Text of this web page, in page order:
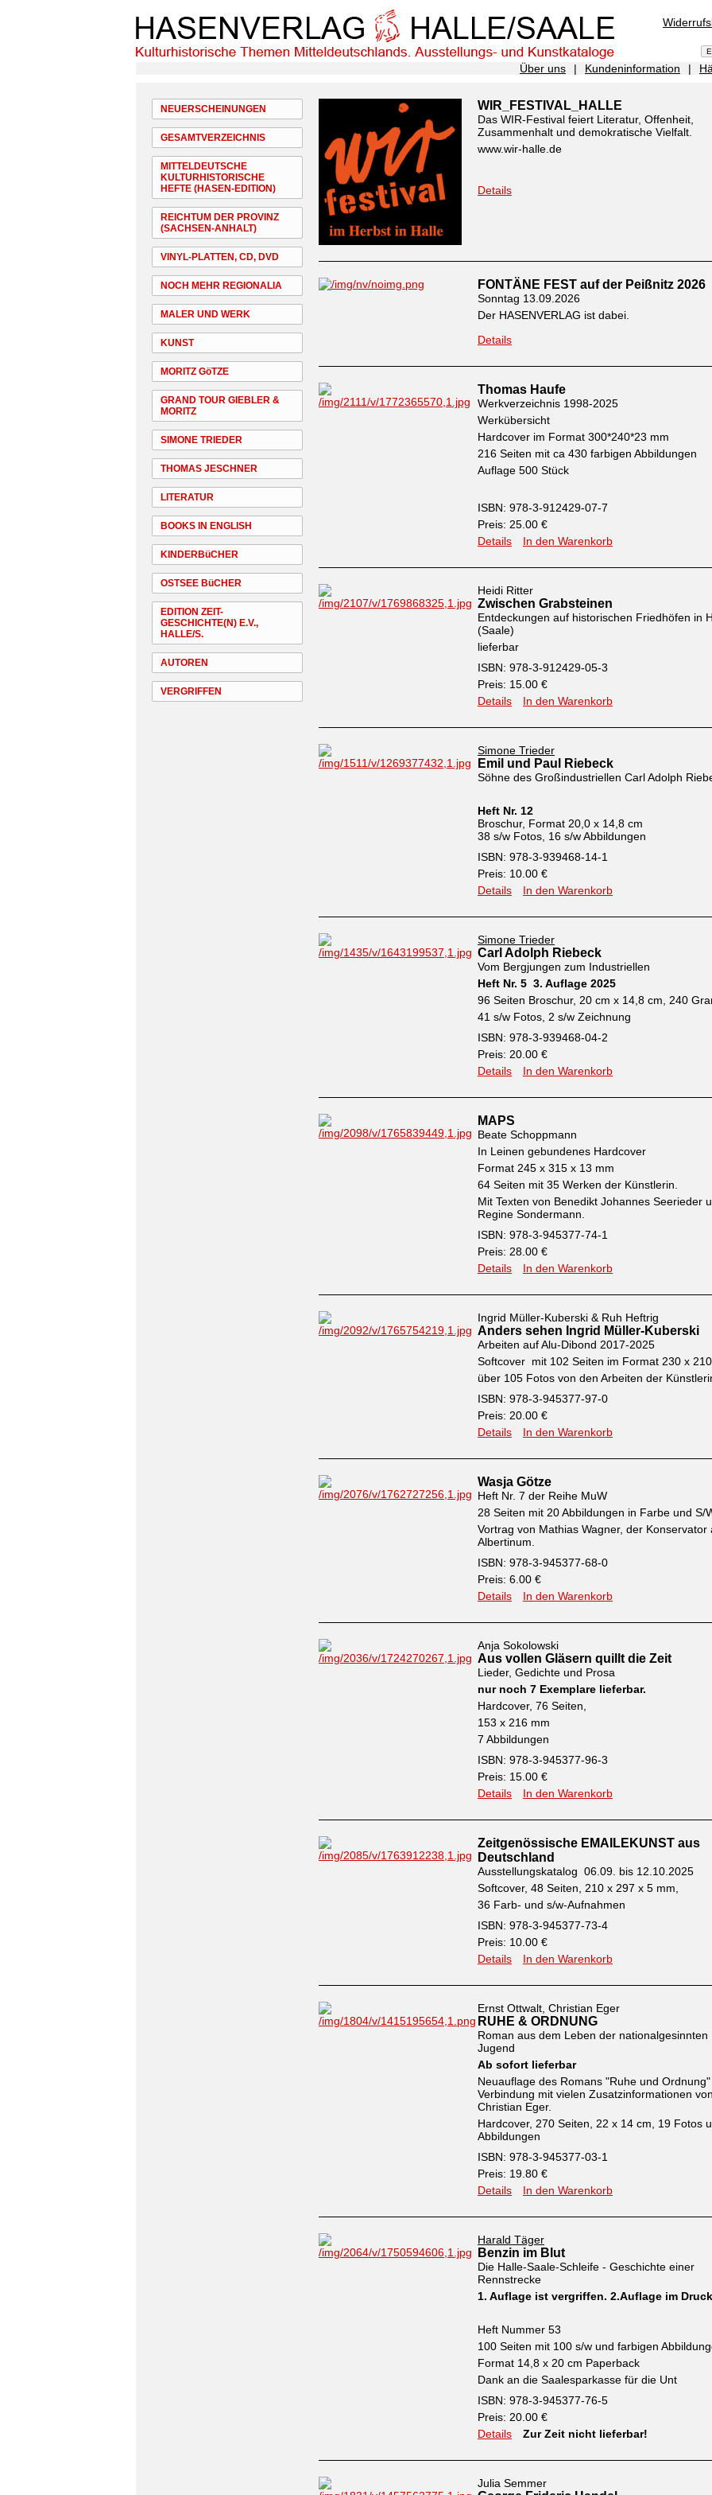
Über uns | Kundeninformation |
NEUERSCHEINUNGEN
GESAMTVERZEICHNIS
MITTELDEUTSCHE
KULTURHISTORISCHE
HEFTE (HASEN-EDITION)
REICHTUM DER PROVINZ
(SACHSEN-ANHALT)
VINYL-PLATTEN, CD, DVD
NOCH MEHR REGIONALIA
MALER UND WERK
KUNST
MORITZ GöTZE
GRAND TOUR GIEBLER &
MORITZ
SIMONE TRIEDER
THOMAS JESCHNER
LITERATUR
BOOKS IN ENGLISH
KINDERBüCHER
OSTSEE BüCHER
EDITION ZEIT-
GESCHICHTE(N) E.V.,
HALLE/S.
AUTOREN
VERGRIFFEN
WIR_FESTIVAL_HALLE
Das WIR-Festival feiert Literatur, Offenheit,
Zusammenhalt und demokratische Vielfalt.
www.wir-halle.de
Details
FONTÄNE FEST auf der Peißnitz 2026
Sonntag 13.09.2026
Der HASENVERLAG ist dabei.
Details
Thomas Haufe
Werkverzeichnis 1998-2025
Werkübersicht
Hardcover im Format 300*240*23 mm
216 Seiten mit ca 430 farbigen Abbildungen
Auflage 500 Stück
ISBN: 978-3-912429-07-7
Preis: 25.00 €
Details
In den Warenkorb
Heidi Ritter
Zwischen Grabsteinen
Entdeckungen auf historischen Friedhöfen in
(Saale)
lieferbar
ISBN: 978-3-912429-05-3
Preis: 15.00 €
Details
In den Warenkorb
Simone Trieder
Emil und Paul Riebeck
Söhne des Großindustriellen Carl Adolph
Heft Nr. 12
Broschur, Format 20,0 x 14,8 cm
38 s/w Fotos, 16 s/w Abbildungen
ISBN: 978-3-939468-14-1
Preis: 10.00 €
Details
In den Warenkorb
Simone Trieder
Carl Adolph Riebeck
Vom Bergjungen zum Industriellen
Heft Nr. 5 3. Auflage 2025
96 Seiten Broschur, 20 cm x 14,8 cm, 240
41 s/w Fotos, 2 s/w Zeichnung
ISBN: 978-3-939468-04-2
Preis: 20.00 €
Details
In den Warenkorb
MAPS
Beate Schoppmann
In Leinen gebundenes Hardcover
Format 245 x 315 x 13 mm
64 Seiten mit 35 Werken der Künstlerin.
Mit Texten von Benedikt Johannes Seerieder
Regine Sondermann.
ISBN: 978-3-945377-74-1
Preis: 28.00 €
Details
In den Warenkorb
Ingrid Müller-Kuberski & Ruh Heftrig
Anders sehen Ingrid Müller-Kuberski
Arbeiten auf Alu-Dibond 2017-2025
Softcover mit 102 Seiten im Format 230 x
über 105 Fotos von den Arbeiten der
ISBN: 978-3-945377-97-0
Preis: 20.00 €
Details
In den Warenkorb
Wasja Götze
Heft Nr. 7 der Reihe MuW
28 Seiten mit 20 Abbildungen in Farbe und S/
Vortrag von Mathias Wagner, der Konservator
Albertinum.
ISBN: 978-3-945377-68-0
Preis: 6.00 €
Details
In den Warenkorb
Anja Sokolowski
Aus vollen Gläsern quillt die Zeit
Lieder, Gedichte und Prosa
nur noch 7 Exemplare lieferbar.
Hardcover, 76 Seiten,
153 x 216 mm
7 Abbildungen
ISBN: 978-3-945377-96-3
Preis: 15.00 €
Details
In den Warenkorb
Zeitgenössische EMAILEKUNST aus
Deutschland
Ausstellungskatalog 06.09. bis 12.10.2025
Softcover, 48 Seiten, 210 x 297 x 5 mm,
36 Farb- und s/w-Aufnahmen
ISBN: 978-3-945377-73-4
Preis: 10.00 €
Details
In den Warenkorb
Ernst Ottwalt, Christian Eger
RUHE & ORDNUNG
Roman aus dem Leben der nationalgesinnten
Jugend
Ab sofort lieferbar
Neuauflage des Romans "Ruhe und Ordnung"
Verbindung mit vielen Zusatzinformationen von
Christian Eger.
Hardcover, 270 Seiten, 22 x 14 cm, 19 Fotos
Abbildungen
ISBN: 978-3-945377-03-1
Preis: 19.80 €
Details
In den Warenkorb
Harald Täger
Benzin im Blut
Die Halle-Saale-Schleife - Geschichte einer
Rennstrecke
1. Auflage ist vergriffen. 2.Auflage im Druck
Heft Nummer 53
100 Seiten mit 100 s/w und farbigen
Format 14,8 x 20 cm Paperback
Dank an die Saalesparkasse für die Unt
ISBN: 978-3-945377-76-5
Preis: 20.00 €
Details
Zur Zeit nicht lieferbar!
Julia Semmer